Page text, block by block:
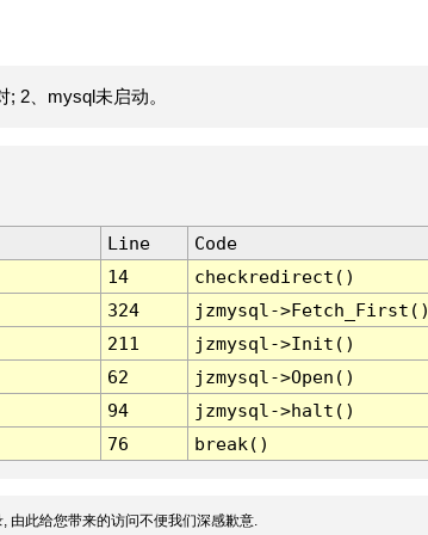
2、mysql未启动。
Line
Code
14
checkredirect()
324
jzmysql-
211
jzmysql->Init()
62
jzmysql->Open()
94
jzmysql->halt()
76 break()
由此给您带来的访问不便我们深感歉意.